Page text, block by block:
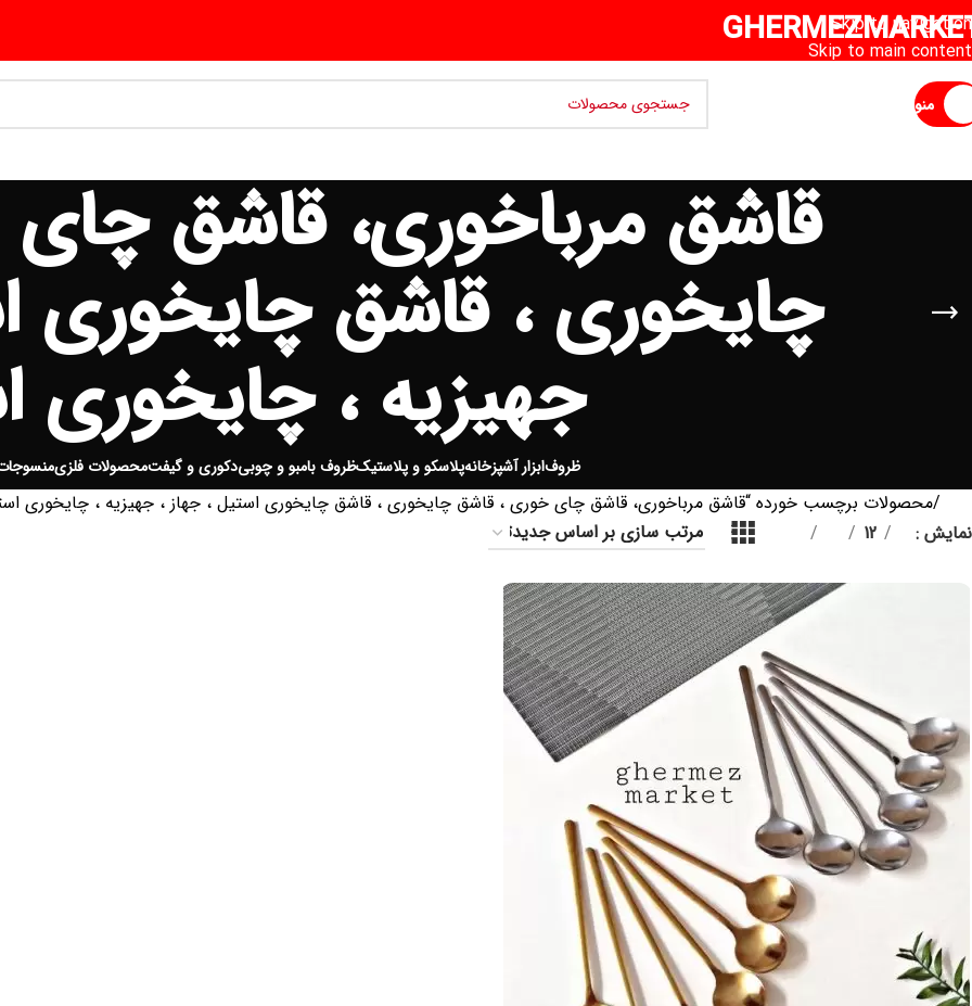
Skip to navigation
Skip to main content
منو
قاشق مرباخوری، قاشق
چایخوری ، قاشق چایخوری
جهیزیه ، چایخوری
ظروفابزار آشپزخانهپلاسکو و پلاستیکظروف بامبو و چوبیدکوری و گیفتمحصولات فلزی
محصولات برچسب خورده “قاشق مرباخوری، قاشق چای خوری ، قاشق چایخوری ، قاشق چایخوری استیل ، جهاز ، جهیزیه ، چایخوری
نمایش
12